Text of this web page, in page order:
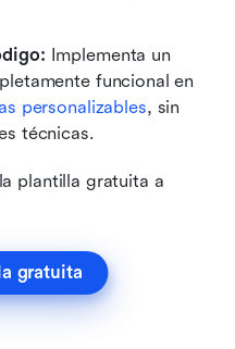
Implementa un
funcional en
personalizables, sin
técnicas.
plantilla gratuita a
gratuita